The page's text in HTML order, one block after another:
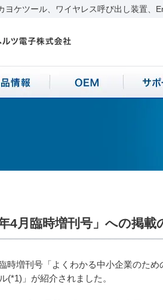
ヨケツール、ワイヤレス呼び出し装置
4月臨時増刊号」への掲載
時増刊号「よくわかる中小企業のた
(*1)」が紹介されました。